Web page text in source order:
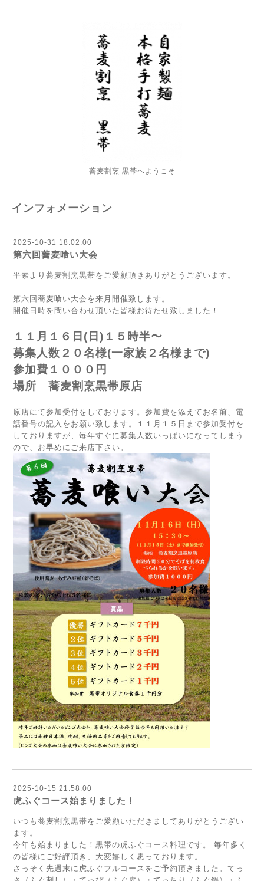
蕎麦割烹 黒帯へようこそ
インフォメーション
2025-10-31 18:02:00
第六回蕎麦喰い大会
平素より蕎麦割烹黒帯をご愛顧頂きありがとうございます。
第六回蕎麦喰い大会を来月開催致します。
開催日時を問い合わせ頂いた皆様お待たせ致しました！
１１月１６日(日)１５時半〜
募集人数２０名様(一家族２名様まで)
参加費１０００円
場所 蕎麦割烹黒帯原店
原店にて参加受付をしております。参加費を添えてお名前、電
話番号の記入をお願い致します。１１月１５日まで参加受付を
しておりますが、毎年すぐに募集人数いっぱいになってしまう
ので、お早めにご来店下さい。
2025-10-15 21:58:00
虎ふぐコース始まりました！
いつも蕎麦割烹黒帯をご愛顧いただきましてありがとうござい
ます。
今年も始まりました！黒帯の虎ふぐコース料理です。 毎年多く
の皆様にご好評頂き、大変嬉しく思っております。
さっそく先週末に虎ふぐフルコースをご予約頂きました。てっ